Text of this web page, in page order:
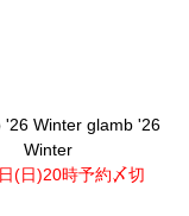
glamb '26
Winter
(日)20時予約〆切